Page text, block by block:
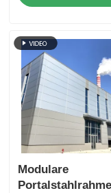
Modulare